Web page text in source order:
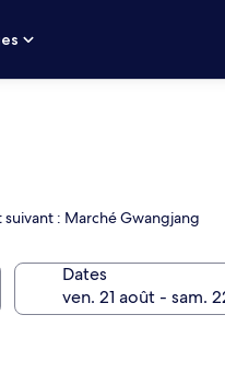
: Marché Gwangjang
Dates